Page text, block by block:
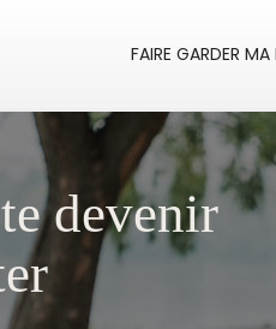
FAIRE GARDER
devenir